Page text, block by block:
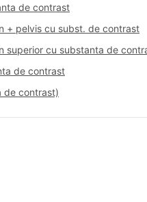
de contrast
+ pelvis cu subst. de contrast
superior cu substanta de
de contrast
de contrast)